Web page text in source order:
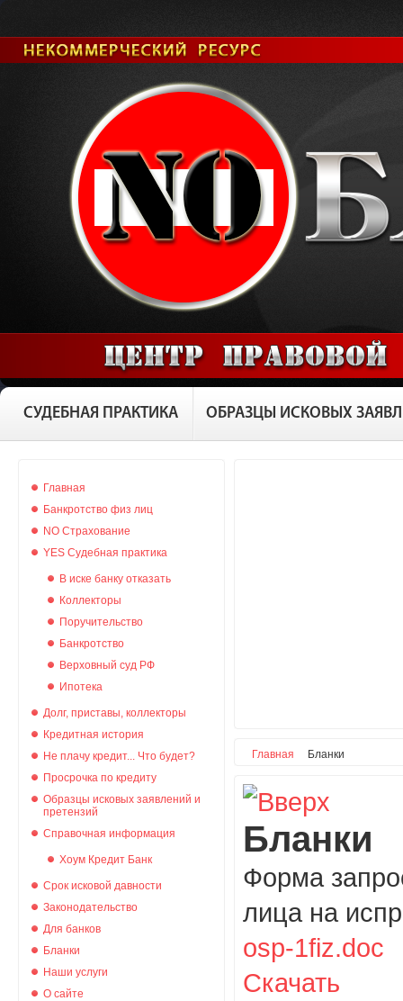
СУДЕБНАЯ ПРАКТИКА ОБРАЗЦЫ ИСКОВЫХ
Главная
Банкротство физ лиц
NO Страхование
YES Судебная практика
В иске банку отказать
Коллекторы
Поручительство
Банкротство
Верховный суд РФ
Ипотека
Долг, приставы, коллекторы
Кредитная история
Не плачу кредит... Что будет?
Просрочка по кредиту
Образцы исковых заявлений и
претензий
Справочная информация
Хоум Кредит Банк
Срок исковой давности
Законодательство
Для банков
Бланки
Наши услуги
О сайте
Главная Бланки
Бланки
Форма
лица на
osp-1fiz.doc
Скачать